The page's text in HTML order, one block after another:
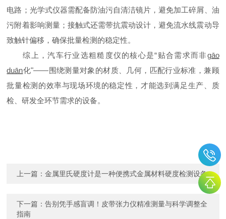
电路；光学式仪器需配备防油污自清洁镜片，避免加工碎屑、油
污附着影响测量；接触式还需带抗震动设计，避免流水线震动导
致触针偏移，确保批量检测的稳定性。
综上，汽车行业选粗糙度仪的核心是“贴合需求而非gāo
duān化"——围绕测量对象的材质、几何，匹配行业标准，兼顾
批量检测的效率与现场环境的稳定性，才能选到满足生产、质
检、研发全环节需求的设备。
上一篇：金属里氏硬度计是一种便携式金属材料硬度检测设备
下一篇：告别凭手感盲调！皮带张力仪精准测量与科学调整全
指南